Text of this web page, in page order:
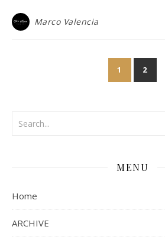
Marco Valencia
1 2
MENU
Home
ARCHIVE